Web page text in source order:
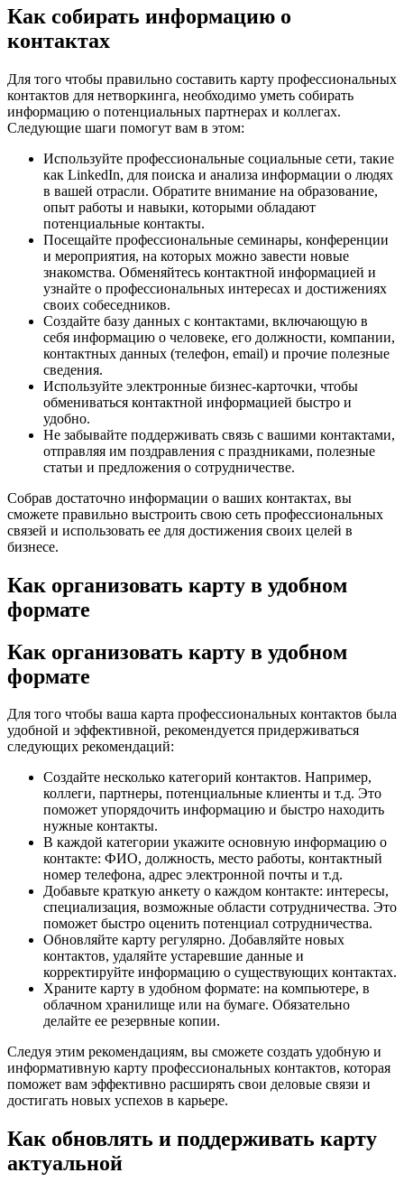
Как собирать информацию о
контактах
Для того чтобы правильно составить карту профессиональных
контактов для нетворкинга, необходимо уметь собирать
информацию о потенциальных партнерах и коллегах.
Следующие шаги помогут вам в этом:
Используйте профессиональные социальные сети, такие
как LinkedIn, для поиска и анализа информации о людях
в вашей отрасли. Обратите внимание на образование,
опыт работы и навыки, которыми обладают
потенциальные контакты.
Посещайте профессиональные семинары, конференции
и мероприятия, на которых можно завести новые
знакомства. Обменяйтесь контактной информацией и
узнайте о профессиональных интересах и достижениях
своих собеседников.
Создайте базу данных с контактами, включающую в
себя информацию о человеке, его должности, компании,
контактных данных (телефон, email) и прочие полезные
сведения.
Используйте электронные бизнес-карточки, чтобы
обмениваться контактной информацией быстро и
удобно.
Не забывайте поддерживать связь с вашими контактами,
отправляя им поздравления с праздниками, полезные
статьи и предложения о сотрудничестве.
Собрав достаточно информации о ваших контактах, вы
сможете правильно выстроить свою сеть профессиональных
связей и использовать ее для достижения своих целей в
бизнесе.
Как организовать карту в удобном
формате
Как организовать карту в удобном
формате
Для того чтобы ваша карта профессиональных контактов была
удобной и эффективной, рекомендуется придерживаться
следующих рекомендаций:
Создайте несколько категорий контактов. Например,
коллеги, партнеры, потенциальные клиенты и т.д. Это
поможет упорядочить информацию и быстро находить
нужные контакты.
В каждой категории укажите основную информацию о
контакте: ФИО, должность, место работы, контактный
номер телефона, адрес электронной почты и т.д.
Добавьте краткую анкету о каждом контакте: интересы,
специализация, возможные области сотрудничества. Это
поможет быстро оценить потенциал сотрудничества.
Обновляйте карту регулярно. Добавляйте новых
контактов, удаляйте устаревшие данные и
корректируйте информацию о существующих контактах.
Храните карту в удобном формате: на компьютере, в
облачном хранилище или на бумаге. Обязательно
делайте ее резервные копии.
Следуя этим рекомендациям, вы сможете создать удобную и
информативную карту профессиональных контактов, которая
поможет вам эффективно расширять свои деловые связи и
достигать новых успехов в карьере.
Как обновлять и поддерживать карту
актуальной